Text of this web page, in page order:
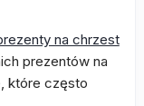
na chrzest
prezentów na
które często